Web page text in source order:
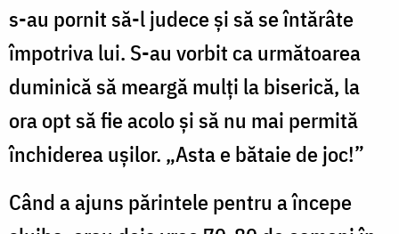
s-au pornit să-l judece și să se întărâte
împotriva lui. S-au vorbit ca următoarea
duminică să meargă mulţi la biserică, la
ora opt să fie acolo și să nu mai permită
închiderea uşilor. „Asta e bătaie de joc!”
Când a ajuns părintele pentru a începe